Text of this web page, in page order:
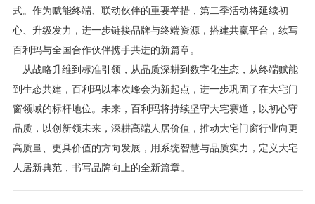
式。作为赋能终端、联动伙伴的重要举措，第二季活动将延续初
心、升级发力，进一步链接品牌与终端资源，搭建共赢平台，续写
百利玛与全国合作伙伴携手共进的新篇章。
从战略升维到标准引领，从品质深耕到数字化生态，从终端赋能
到生态共建，百利玛以本次峰会为新起点，进一步巩固了在大宅门
窗领域的标杆地位。未来，百利玛将持续坚守大宅赛道，以初心守
品质，以创新领未来，深耕高端人居价值，推动大宅门窗行业向更
高质量、更具价值的方向发展，用系统智慧与品质实力，定义大宅
人居新典范，书写品牌向上的全新篇章。